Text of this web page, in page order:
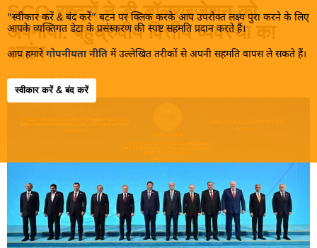
“स्वीकार करें & बंद करें” बटन पर क्लिक करके आप उपरोक्त लक्ष्य पुरा करने के लिए
आपके व्यक्तिगत डेटा के प्रसंस्करण की स्पष्ट सहमति प्रदान करते हैं।
आप हमारे गोपनीयता नीति में उल्लेखित तरीकों से अपनी सहमति वापस ले सकते हैं।
स्वीकार करें & बंद करें
SCO राष्ट्रों ने डी-डॉलराइजेशन को
अपनाया: बहुध्रुवीय वित्तीय व्यवस्था का
आरंभ
15:58 04.07.2024